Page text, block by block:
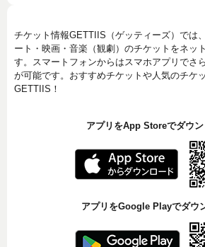
チケット情報GETTIIS（ゲッティーズ）では
ート・映画・音楽（観劇）のチケットをネッ
す。スマートフォンからはスマホアプリでさ
が可能です。おすすめチケットや人気のチケ
GETTIIS！
アプリをApp Storeでダウン
アプリをGoogle Playでダウ